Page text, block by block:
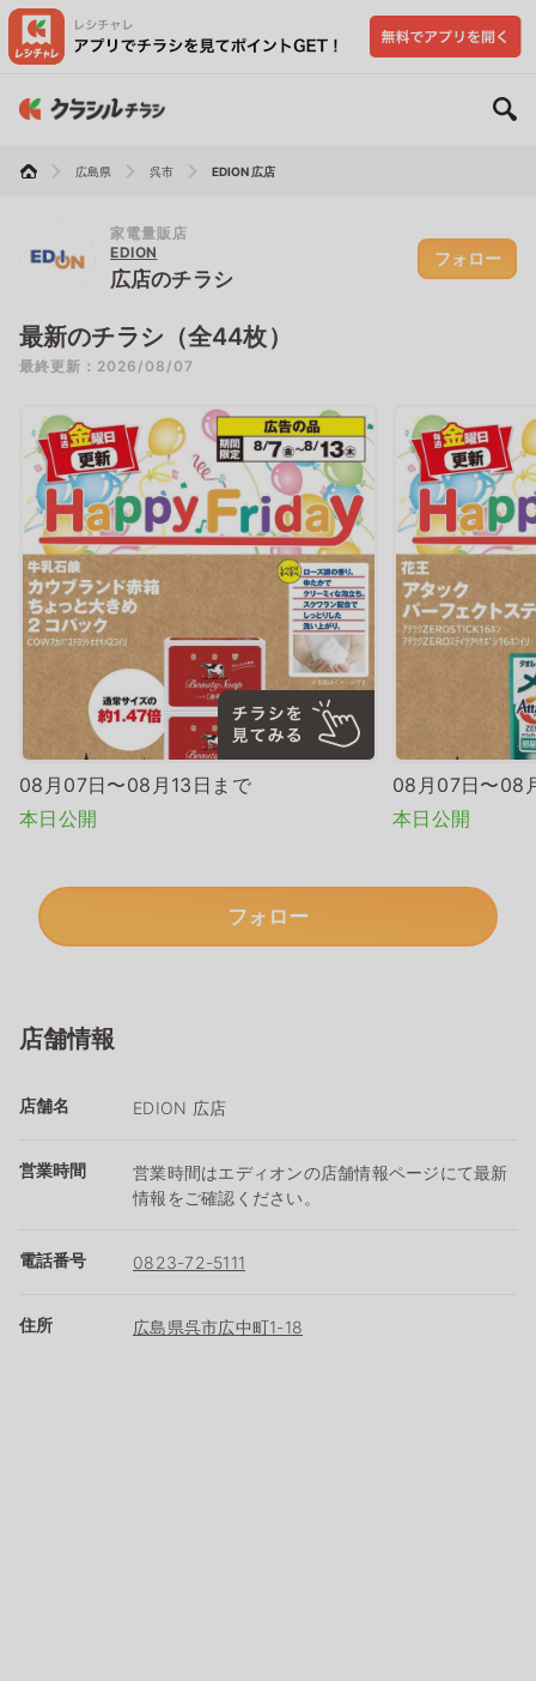
広島県 呉市 EDION 広店
家電量販店
EDION
広店のチラシ
フォロー
最新のチラシ（全44枚）
最終更新：2026/08/07
08月07日〜08月13日まで
本日公開
08月07日〜08
本日公開
フォロー
店舗情報
店舗名 EDION 広店
営業時間
営業時間はエディオンの店舗情報ページにて最新
情報をご確認ください。
電話番号 0823-72-5111
住所 広島県呉市広中町1-18